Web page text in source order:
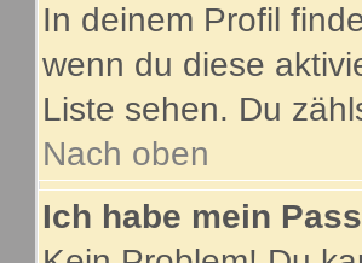
In deinem Profil
wenn du diese
Liste sehen. Du
Nach oben
Ich habe mein